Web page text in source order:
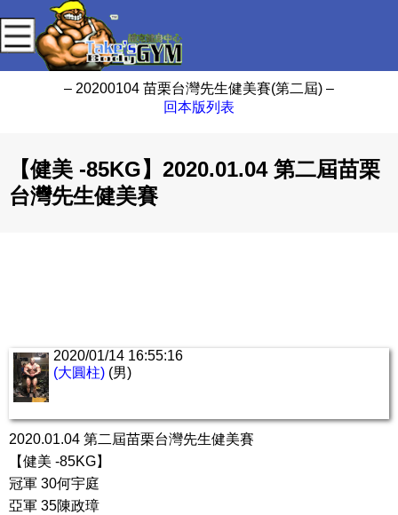
– 20200104 苗栗台灣先生健美賽(第二屆) –
回本版列表
【健美 -85KG】2020.01.04 第二屆苗栗
台灣先生健美賽
2020/01/14 16:55:16
(大圓柱) (男)
2020.01.04 第二屆苗栗台灣先生健美賽
【健美 -85KG】
冠軍 30何宇庭
亞軍 35陳政璋